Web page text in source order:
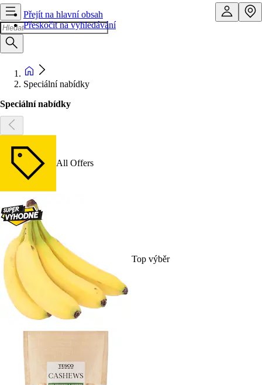
Přejít na hlavní obsah
Přeskočit na vyhledávání
Speciální nabídky
Speciální nabídky
All Offers
Top výběr